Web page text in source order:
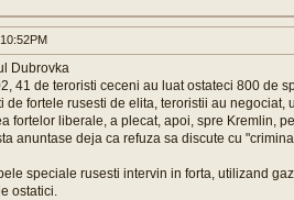
Dubrovka
41 de teroristi ceceni au luat ostateci 800 de
de fortele rusesti de elita, teroristii au negociat,
fortelor liberale, a plecat, apoi, spre Kremlin,
anuntase deja ca refuza sa discute cu
speciale rusesti intervin in forta, utilizand
ostatici.